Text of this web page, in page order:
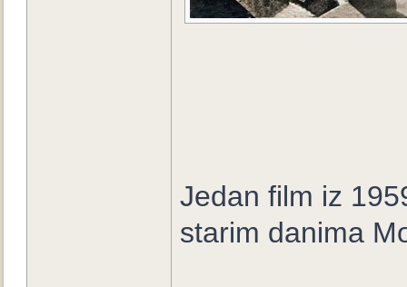
Jedan film iz
starim danima